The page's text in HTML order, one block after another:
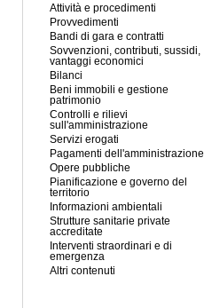
Attività e procedimenti
Provvedimenti
Bandi di gara e contratti
Sovvenzioni, contributi, sussidi,
vantaggi economici
Bilanci
Beni immobili e gestione
patrimonio
Controlli e rilievi
sull'amministrazione
Servizi erogati
Pagamenti dell'amministrazione
Opere pubbliche
Pianificazione e governo del
territorio
Informazioni ambientali
Strutture sanitarie private
accreditate
Interventi straordinari e di
emergenza
Altri contenuti